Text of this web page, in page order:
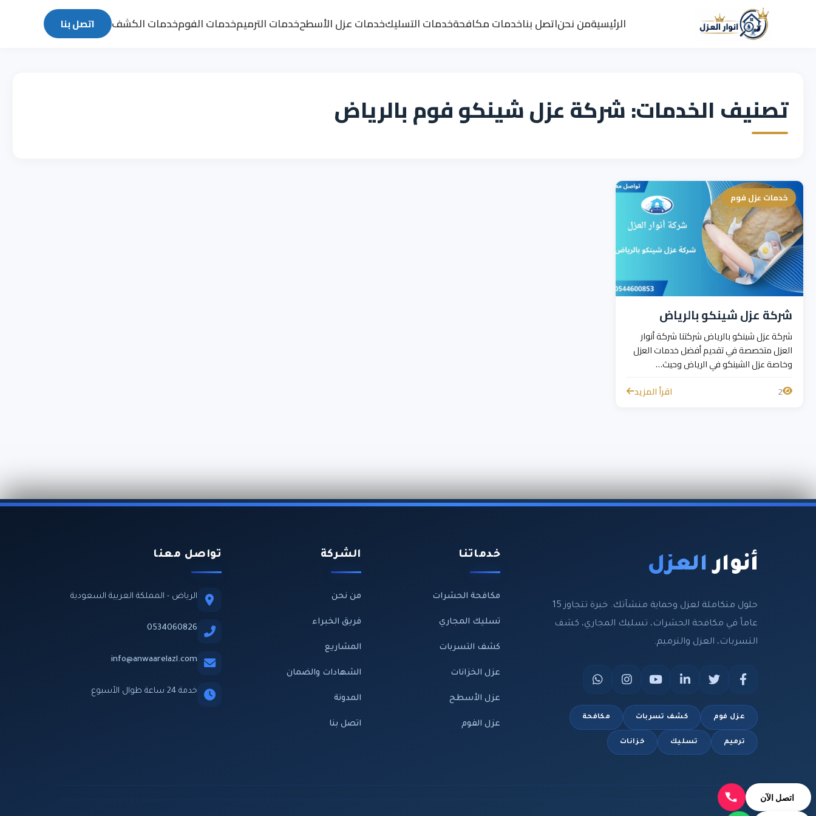
الرئيسيةمن نحناتصل بناخدمات مكافحةخدمات التسليكخدمات عزل الأسطحخدمات الترميمخدمات الفومخدمات الكشف اتصل بنا
تصنيف الخدمات: شركة عزل شينكو فوم بالرياض
خدمات عزل فوم
شركة عزل شينكو بالرياض
شركة عزل شينكو بالرياض شركتنا شركة أنوار
العزل متخصصة في تقديم أفضل خدمات العزل
وخاصة عزل الشينكو في الرياض وحيث…
2
اقرأ المزيد
أنوار العزل
حلول متكاملة لعزل وحماية منشآتك. خبرة تتجاوز 15
عاماً في مكافحة الحشرات، تسليك المجاري، كشف
التسربات، العزل والترميم.
عزل فوم كشف تسربات مكافحة
ترميم تسليك خزانات
خدماتنا
مكافحة الحشرات
تسليك المجاري
كشف التسربات
عزل الخزانات
عزل الأسطح
عزل الفوم
الشركة
من نحن
فريق الخبراء
المشاريع
الشهادات والضمان
المدونة
اتصل بنا
تواصل معنا
الرياض - المملكة العربية السعودية
0534060826
info@anwaarelazl.com
خدمة 24 ساعة طوال الأسبوع
اتصل الآن